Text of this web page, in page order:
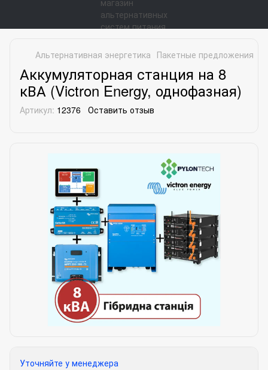
Альтернативная энергетика Пакетные предложения
Аккумуляторная станция на 8
кВА (Victron Energy, однофазная)
Артикул: 12376 Оставить отзыв
Уточняйте у менеджера